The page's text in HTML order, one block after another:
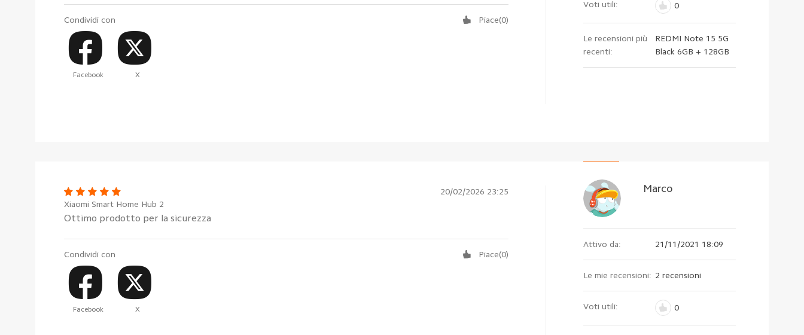
Condividi con
Facebook X
Piace(0)
Voti utili: 0
Le recensioni più
recenti:
REDMI Note 15 5G
Black 6GB + 128GB
20/02/2026 23:25
Xiaomi Smart Home Hub 2
Ottimo prodotto per la sicurezza
Condividi con
Facebook X
Piace(0)
Marco
Attivo da: 21/11/2021 18:09
Le mie recensioni: 2 recensioni
Voti utili: 0